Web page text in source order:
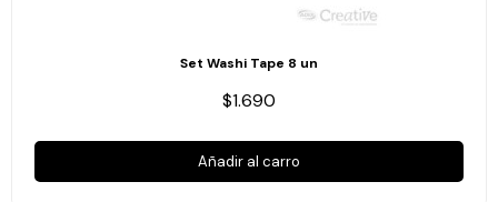
Set Washi Tape 8 un
$1.690
Añadir al carro